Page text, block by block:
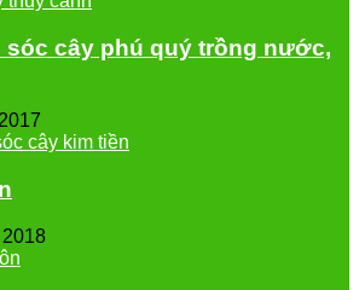
sóc cây phú quý trồng nước,